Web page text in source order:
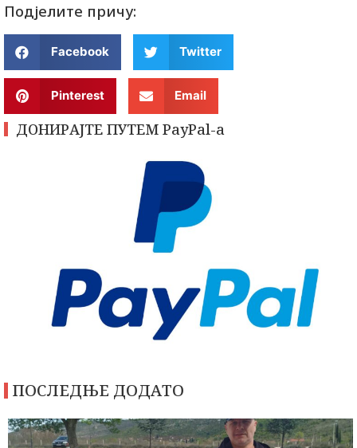
Подјелите причу:
Facebook Twitter
Pinterest Email
ДОНИРАЈТЕ ПУТЕМ PayPal-a
ПОСЛЕДЊЕ ДОДАТО